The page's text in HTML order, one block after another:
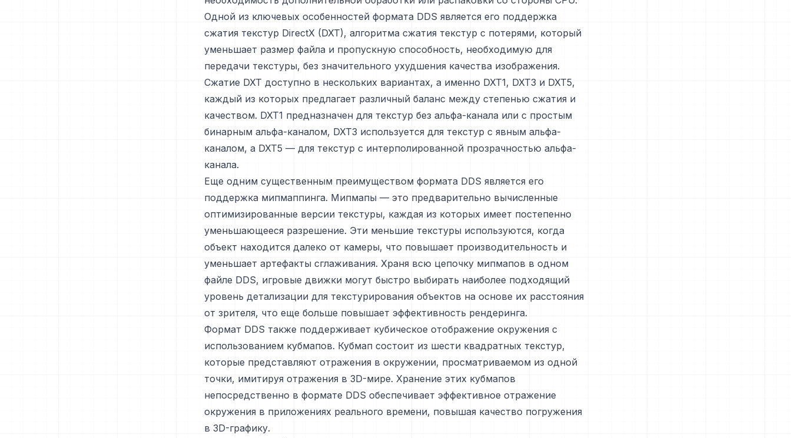
Одной из ключевых особенностей формата DDS является его поддержка
сжатия текстур DirectX (DXT), алгоритма сжатия текстур с потерями, который
уменьшает размер файла и пропускную способность, необходимую для
передачи текстуры, без значительного ухудшения качества изображения.
Сжатие DXT доступно в нескольких вариантах, а именно DXT1, DXT3 и DXT5,
каждый из которых предлагает различный баланс между степенью сжатия и
качеством. DXT1 предназначен для текстур без альфа-канала или с простым
бинарным альфа-каналом, DXT3 используется для текстур с явным альфа-
каналом, а DXT5 — для текстур с интерполированной прозрачностью альфа-
канала.
Еще одним существенным преимуществом формата DDS является его
поддержка мипмаппинга. Мипмапы — это предварительно вычисленные
оптимизированные версии текстуры, каждая из которых имеет постепенно
уменьшающееся разрешение. Эти меньшие текстуры используются, когда
объект находится далеко от камеры, что повышает производительность и
уменьшает артефакты сглаживания. Храня всю цепочку мипмапов в одном
файле DDS, игровые движки могут быстро выбирать наиболее подходящий
уровень детализации для текстурирования объектов на основе их расстояния
от зрителя, что еще больше повышает эффективность рендеринга.
Формат DDS также поддерживает кубическое отображение окружения с
использованием кубмапов. Кубмап состоит из шести квадратных текстур,
которые представляют отражения в окружении, просматриваемом из одной
точки, имитируя отражения в 3D-мире. Хранение этих кубмапов
непосредственно в формате DDS обеспечивает эффективное отражение
окружения в приложениях реального времени, повышая качество погружения
в 3D-графику.